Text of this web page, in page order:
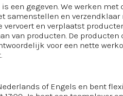
een gegeven. We werken met
samenstellen en verzendklaar
en verplaatst
van producten. De producten
voor een nette
of Engels en bent